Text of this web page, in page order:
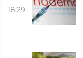
18:29